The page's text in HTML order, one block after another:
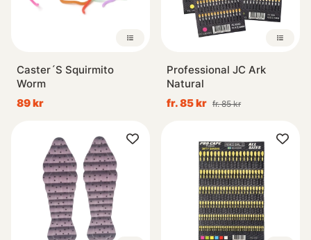
Caster´S Squirmito
Worm
89 kr
Professional JC Ark
Natural
fr. 85 kr fr. 85 kr